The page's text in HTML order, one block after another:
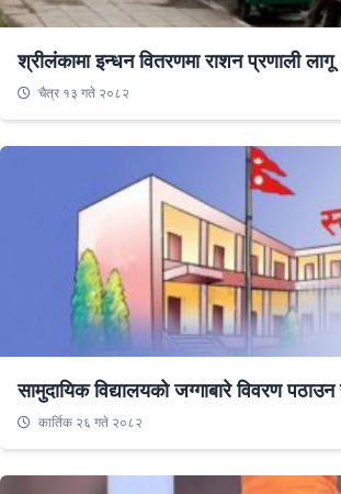
श्रीलंकामा इन्धन वितरणमा राशन प्रणाली लागू
चैत्र १३ गते २०८२
सामुदायिक विद्यालयको जग्गाबारे विवरण
कार्तिक २६ गते २०८२